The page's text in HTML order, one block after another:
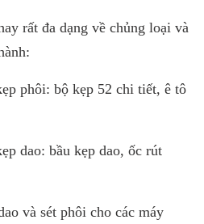
rất đa dạng về chủng loại và
phôi: bộ kẹp 52 chi tiết, ê tô
dao: bầu kẹp dao, ốc rút
và sét phôi cho các máy